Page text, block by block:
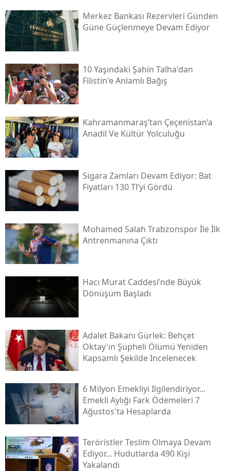
Merkez Bankası Rezervleri Günden
Güne Güçlenmeye Devam Ediyor
10 Yaşındaki Şahin Talha'dan
Filistin'e Anlamlı Bağış
Kahramanmaraş’tan Çeçenistan’a
Anadil Ve Kültür Yolculuğu
Sigara Zamları Devam Ediyor: Bat
Fiyatları 130 Tl’yi Gördü
Mohamed Salah Trabzonspor İle İlk
Antrenmanına Çıktı
Hacı Murat Caddesi’nde Büyük
Dönüşüm Başladı
Adalet Bakanı Gürlek: Behçet
Oktay'ın Şüpheli Ölümü Yeniden
Kapsamlı Şekilde Incelenecek
6 Milyon Emekliyi Ilgilendiriyor...
Emekli Aylığı Fark Ödemeleri 7
Ağustos'ta Hesaplarda
Teröristler Teslim Olmaya Devam
Ediyor... Hudutlarda 490 Kişi
Yakalandı